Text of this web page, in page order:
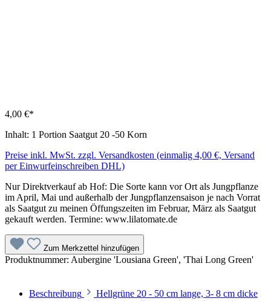
4,00 €*
Inhalt: 1 Portion Saatgut 20 -50 Korn
Preise inkl. MwSt. zzgl. Versandkosten (einmalig 4,00 €, Versand
per Einwurfeinschreiben DHL)
Nur Direktverkauf ab Hof: Die Sorte kann vor Ort als Jungpflanze
im April, Mai und außerhalb der Jungpflanzensaison je nach Vorrat
als Saatgut zu meinen Öffungszeiten im Februar, März als Saatgut
gekauft werden. Termine: www.lilatomate.de
Zum Merkzettel hinzufügen
Produktnummer: Aubergine 'Lousiana Green', 'Thai Long Green'
Beschreibung
Hellgrüne 20 - 50 cm lange, 3- 8 cm dicke